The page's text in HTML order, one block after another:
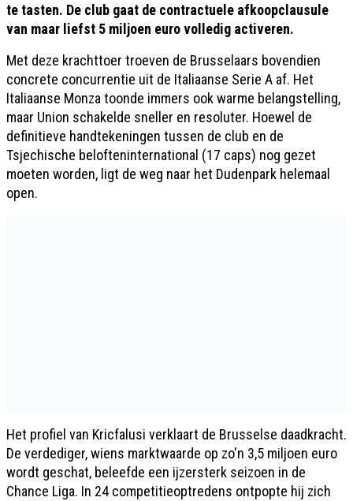
te tasten. De club gaat de contractuele afkoopclausule
van maar liefst 5 miljoen euro volledig activeren.
Met deze krachttoer troeven de Brusselaars bovendien
concrete concurrentie uit de Italiaanse Serie A af. Het
Italiaanse Monza toonde immers ook warme belangstelling,
maar Union schakelde sneller en resoluter. Hoewel de
definitieve handtekeningen tussen de club en de
Tsjechische belofteninternational (17 caps) nog gezet
moeten worden, ligt de weg naar het Dudenpark helemaal
open.
Het profiel van Kricfalusi verklaart de Brusselse daadkracht.
De verdediger, wiens marktwaarde op zo'n 3,5 miljoen euro
wordt geschat, beleefde een ijzersterk seizoen in de
Chance Liga. In 24 competitieoptredens ontpopte hij zich